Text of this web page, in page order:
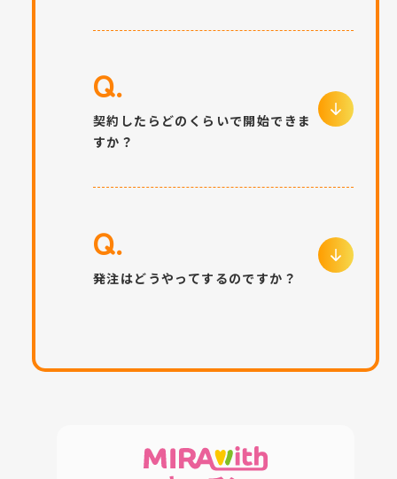
Q.
契約したらどのくらいで開始できま
すか？
Q.
発注はどうやってするのですか？